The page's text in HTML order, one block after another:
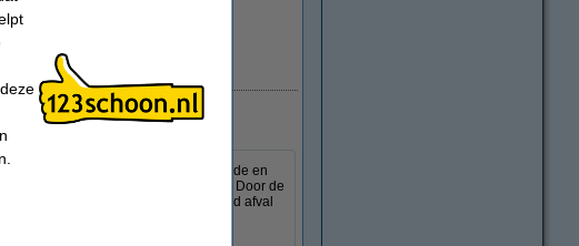
H3-dispensers. Deze absorberende en
zijn er minder handdoekjes nodig. Door de
wordt vergroot als de hoeveelheid afval
met een laag tot gemiddeld